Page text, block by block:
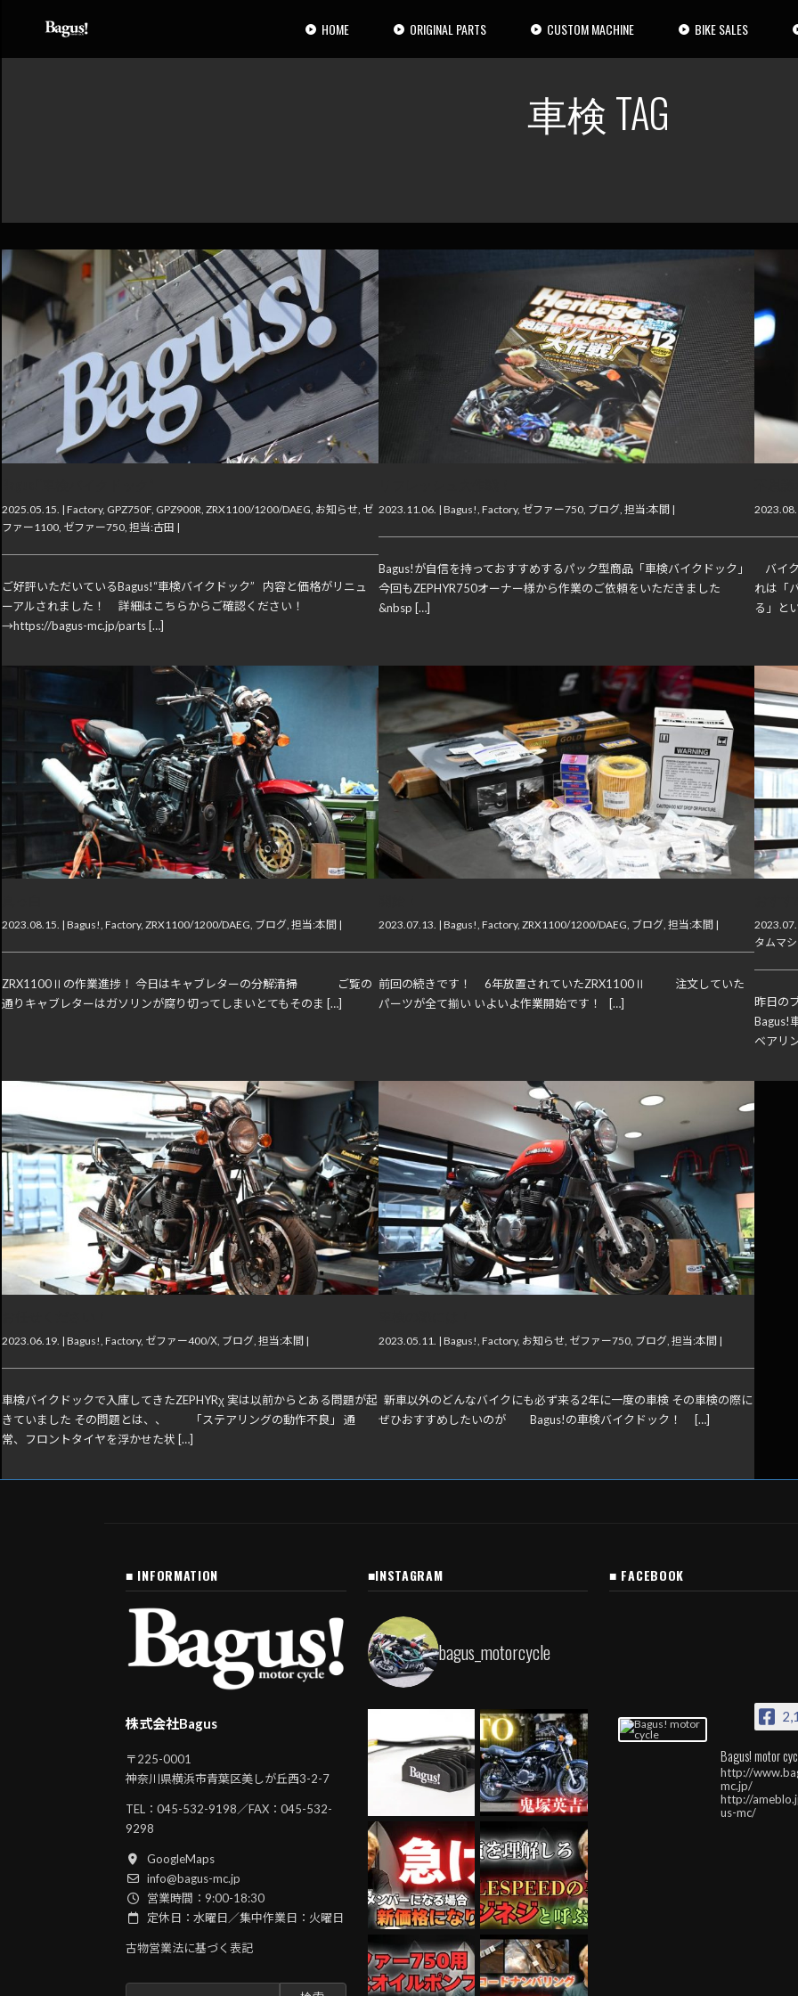
ン
ー
HOME ORIGINAL PARTS CUSTOM MACHINE BIKE SALES
車検 TAG
2025.05.15. | Factory, GPZ750F GPZ900R ZRX1100/1200/DAEG お知らせ ゼ
ファー1100 ゼファー750 担当:古田 |
ご好評いただいているBagus!“車検バイクドック” 内容と価格がリニュ
ーアルされました！ 詳細はこちらからご確認ください！
→https://bagus-mc.jp/parts […]
2023.11.06. | Bagus! Factory, ゼファー750, ブログ, 担当:本間|
Bagus!が自信を持っておすすめするパック型商品「車検バイクドック」
今回もZEPHYR750オーナー様から作業のご依頼をいただきました
&nbsp […]
バイ
れは「
る」と
2023.08.15. | Bagus!, Factory, ZRX1100/1200/DAEG, ブログ, 担当:本間 |
ZRX1100Ⅱの作業進捗！ 今日はキャブレターの分解清掃 ご覧の
通りキャブレターはガソリンが腐り切ってしまいとてもそのま […]
2023.07.13. | Bagus!, Factory, ZRX1100/1200/DAEG, ブログ, 担当:本間 |
前回の続きです！ 6年放置されていたZRX1100Ⅱ 注文していた
パーツが全て揃い いよいよ作業開始です！ […]
タムマ
昨日の
Bagus!
ベアリ
2023.06.19. | Bagus! Factory, ゼファー400/Χ ブログ 担当:本間 |
車検バイクドックで入庫してきたZEPHYRχ 実は以前からとある問題が起
きていました その問題とは、、 「ステアリングの動作不良」 通
常、フロントタイヤを浮かせた状 […]
2023.05.11. | Bagus! Factory, お知らせ, ゼファー750, ブログ, 担当:本間|
新車以外のどんなバイクにも必ず来る2年に一度の車検 その車検の際に
ぜひおすすめしたいのが Bagus!の車検バイクドック！ […]
■ INFORMATION
株式会社Bagus
〒225-0001
神奈川県横浜市青葉区美しが丘西3-2-7
TEL： 045-532-9198／FAX：045-532-
9298
GoogleMaps
info@bagus-mc.jp
営業時間：9:00-18:30
定休日：水曜日／集中作業日：火曜日
古物営業法に基づく表記
■INSTAGRAM
bagus_motorcycle
■ FACEBOOK
Bagus! motor
http://
mc.jp/
http://
us-mc/